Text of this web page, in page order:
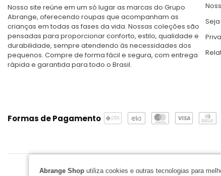
Abrange Shop utiliza cookies e outras tecnologias para
Nosso site reúne em um só lugar as marcas do Grupo
Abrange, oferecendo roupas que acompanham as
crianças em todas as fases da vida. Nossas coleções são
pensadas para proporcionar conforto, estilo, qualidade e
durabilidade, sempre atendendo às necessidades dos
pequenos. Compre de forma fácil e segura, com entrega
rápida e garantida para todo o Brasil.
Formas de Pagamento
Abrange Ind. e Com. de Confecções